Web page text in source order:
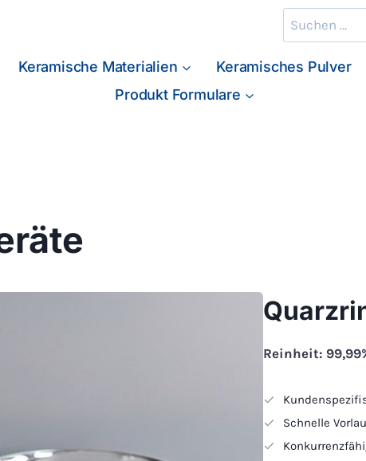
Suche
nach:
Keramische Materialien Keramisches Pulver
Produkt Formulare
Reinheit:
Schnelle